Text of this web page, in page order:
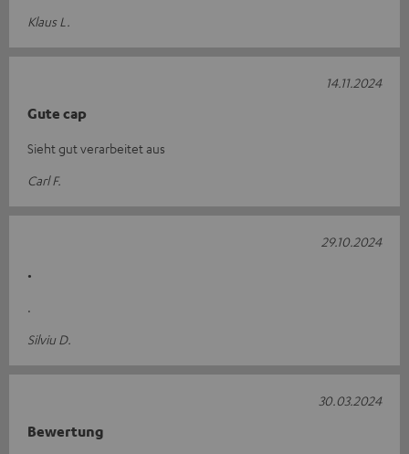
Klaus L.
Gute cap
Sieht gut verarbeitet aus
Carl F.
14.11.2024
.
.
Silviu D.
29.10.2024
Bewertung
30.03.2024